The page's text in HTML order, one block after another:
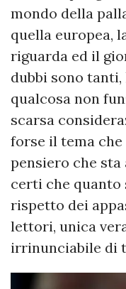
mondo della
quella europea,
riguarda ed il
dubbi sono
qualcosa non
scarsa
forse il tema
pensiero che
certi che
rispetto dei
lettori, unica
irrinunciabile di